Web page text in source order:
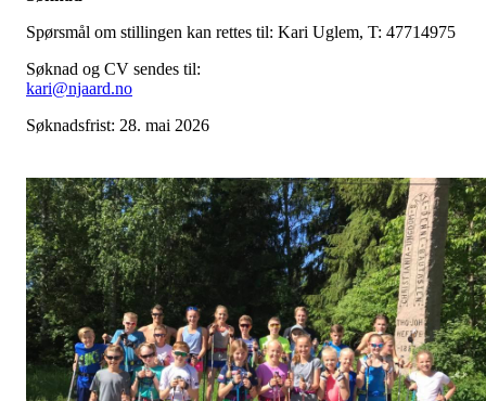
Spørsmål om stillingen kan rettes til: Kari Uglem, T: 47714975
Søknad og CV sendes til:
kari@njaard.no
Søknadsfrist: 28. mai 2026